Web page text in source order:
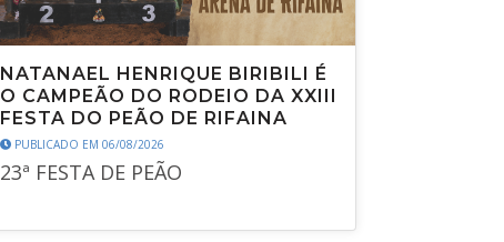
NATANAEL HENRIQUE BIRIBILI É
O CAMPEÃO DO RODEIO DA XXIII
FESTA DO PEÃO DE RIFAINA
PUBLICADO EM 06/08/2026
23ª FESTA DE PEÃO